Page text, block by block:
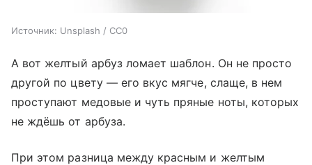
Источник: Unsplash / CC0
А вот желтый арбуз ломает шаблон. Он не просто
другой по цвету — его вкус мягче, слаще, в нем
проступают медовые и чуть пряные ноты, которых
не ждёшь от арбуза.
При этом разница между красным и желтым